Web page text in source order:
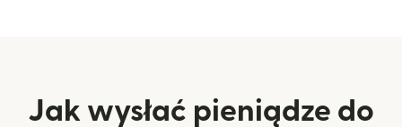
Jak wysłać pieniądze do